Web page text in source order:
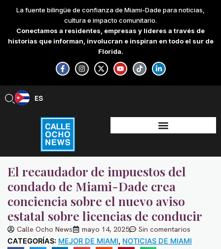
content
La fuente bilingüe de confianza de Miami-Dade para noticias,
cultura e impacto comunitario.
Conectamos a residentes, empresas y líderes a través de
historias que informan, involucran e inspiran en todo el sur de
Florida.
F
a
c
e
-
f
I
n
s
t
X
-
t
w
Y
o
u
t
T
i
k
t
L
i
n
k
-
i
n
ES
EN
El recaudador de impuestos del
condado de Miami-Dade crea
conciencia sobre el nuevo aviso
estatal sobre licencias de conducir
Calle Ocho News mayo 14, 2025 Sin comentarios
CATEGORÍAS: MEJOR DE MIAMI, NOTICIAS DE MIAMI